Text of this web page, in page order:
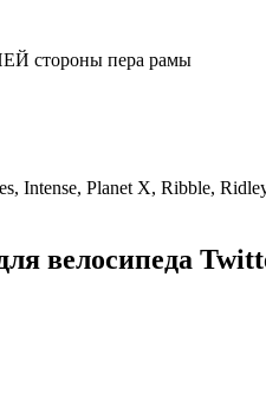
стороны пера рамы
Intense, Planet X, Ribble,
велосипеда